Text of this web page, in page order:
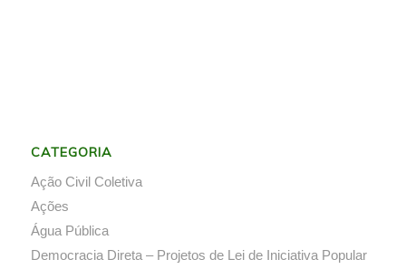
CATEGORIA
Ação Civil Coletiva
Ações
Água Pública
Democracia Direta – Projetos de Lei de Iniciativa Popular